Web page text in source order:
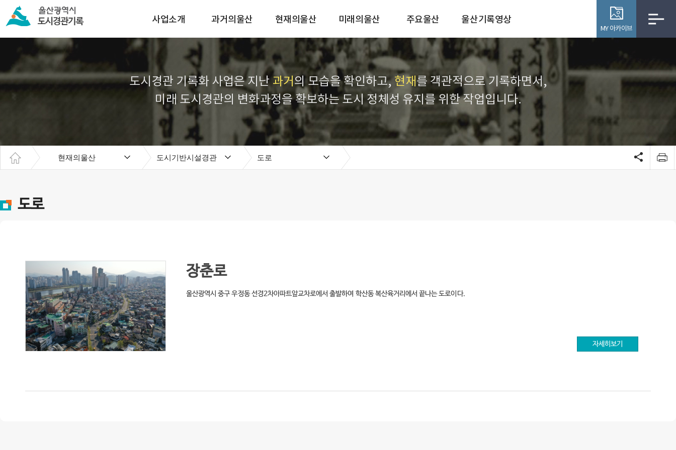
사업소개 과거의울산 현재의울산 미래의울산 주요울산 울산기록영상
MY 아카이브
도시경관 기록화 사업은 지난과거 의 모습을 확인하고,현재를 객관적으로 기록하면서,
미래 도시경관의 변화과정을 확보하는 도시 정체성 유지를 위한 작업입니다.
현재의울산 도시기반시설경관 도로
도로
장춘로
울산광역시 중구 우정동 선경2차아파트앞교차로에서 출발하여 학산동 복산육거리에서 끝나는 도로이다.
자세히보기